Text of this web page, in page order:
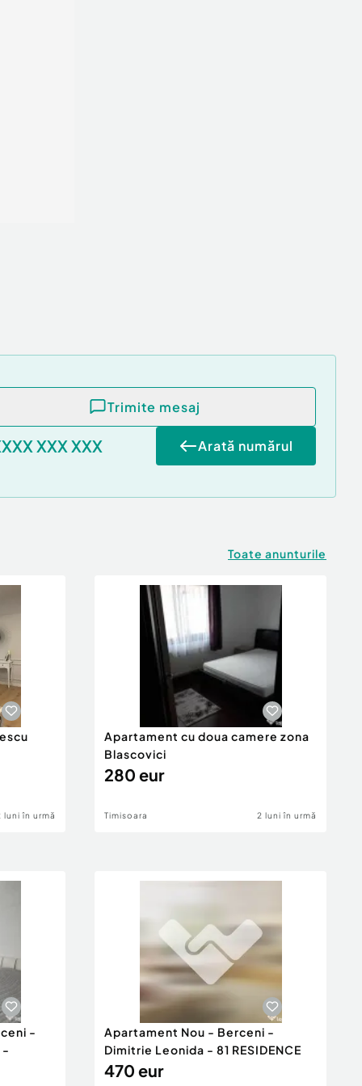
Trimite mesaj
XXX XXX Arată numărul
Toate anunturile
luni în urmă
Apartament cu doua camere zona
Blascovici
280 eur
Timisoara 2 luni în urmă
-
-
Apartament Nou - Berceni -
Dimitrie Leonida - 81 RESIDENCE
470 eur